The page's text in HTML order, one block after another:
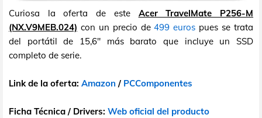
Curiosa la oferta de este Acer TravelMate P256-M
(NX.V9MEB.024) con un precio de499 euros pues se trata
del portátil de 15,6" más barato que incluye un SSD
completo de serie.
Link de la oferta: Amazon / PCComponentes
Ficha Técnica / Drivers: Web oficial del producto